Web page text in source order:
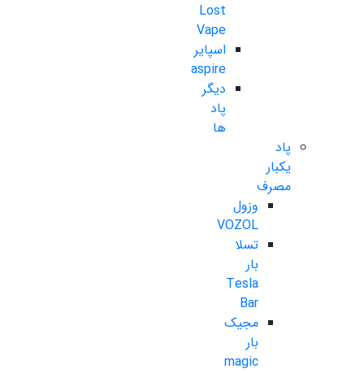
Lost
Vape
اسپایر
aspire
دیگر
پاد
ها
پاد
یکبار
مصرف
وزول
VOZOL
تسلا
بار
Tesla
Bar
مجیک
بار
magic